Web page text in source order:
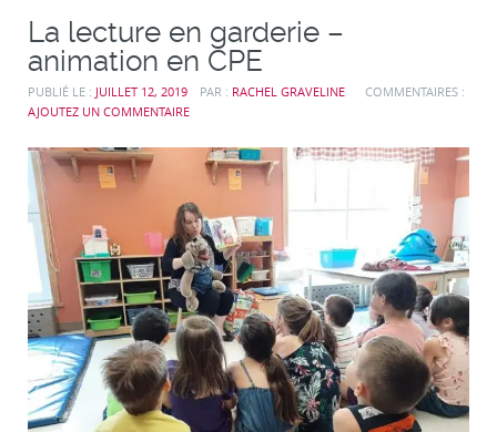
La lecture en garderie –
animation en CPE
PUBLIÉ LE : JUILLET 12, 2019 PAR : RACHEL GRAVELINE
COMMENTAIRES :
AJOUTEZ UN COMMENTAIRE